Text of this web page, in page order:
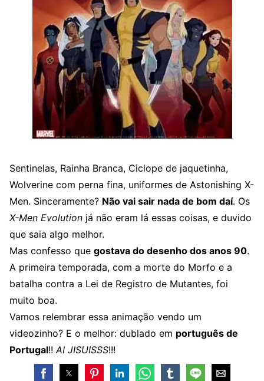
Sentinelas, Rainha Branca, Ciclope de jaquetinha,
Wolverine com perna fina, uniformes de Astonishing X-
Men. Sinceramente? Não vai sair nada de bom daí. Os
X-Men Evolution já não eram lá essas coisas, e duvido
que saia algo melhor.
Mas confesso que gostava do desenho dos anos 90.
A primeira temporada, com a morte do Morfo e a
batalha contra a Lei de Registro de Mutantes, foi
muito boa.
Vamos relembrar essa animação vendo um
videozinho? E o melhor: dublado em português de
Portugal!! AI JISUISSS!!!